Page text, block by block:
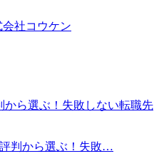
会社コウケン
判から選ぶ！失敗…